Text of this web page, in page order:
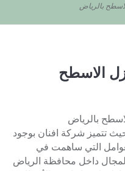
بالرياض
الاسطح
بالرياض
حيث تتميز شركة افنان بوجود
التي ساهمت في
داخل محافظة الرياض